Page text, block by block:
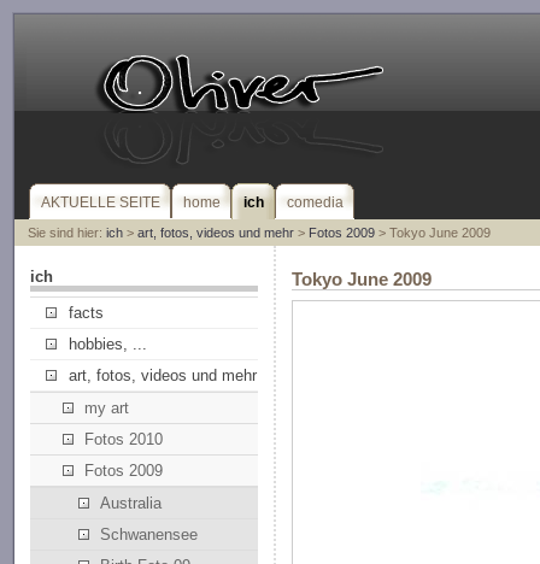
AKTUELLE SEITE home ich comedia
Sie sind hier: ich> art, fotos, videos und mehr> Fotos 2009> Tokyo June 2009
ich
facts
hobbies, ...
art, fotos, videos und mehr
my art
Fotos 2010
Fotos 2009
Australia
Schwanensee
Tokyo June 2009